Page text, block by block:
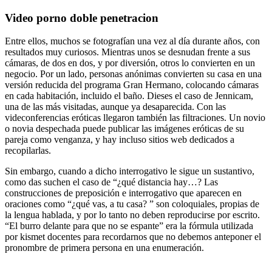
Video porno doble penetracion
Entre ellos, muchos se fotografían una vez al día durante años, con
resultados muy curiosos. Mientras unos se desnudan frente a sus
cámaras, de dos en dos, y por diversión, otros lo convierten en un
negocio. Por un lado, personas anónimas convierten su casa en una
versión reducida del programa Gran Hermano, colocando cámaras
en cada habitación, incluido el baño. Dieses el caso de Jennicam,
una de las más visitadas, aunque ya desaparecida. Con las
videconferencias eróticas llegaron también las filtraciones. Un novio
o novia despechada puede publicar las imágenes eróticas de su
pareja como venganza, y hay incluso sitios web dedicados a
recopilarlas.
Sin embargo, cuando a dicho interrogativo le sigue un sustantivo,
como das suchen el caso de “¿qué distancia hay…? Las
construcciones de preposición e interrogativo que aparecen en
oraciones como “¿qué vas, a tu casa? ” son coloquiales, propias de
la lengua hablada, y por lo tanto no deben reproducirse por escrito.
“El burro delante para que no se espante” era la fórmula utilizada
por kismet docentes para recordarnos que no debemos anteponer el
pronombre de primera persona en una enumeración.